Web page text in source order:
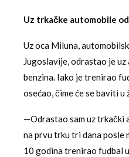
Uz trkačke automobile
Uz oca Miluna,
Jugoslavije, odrastao je
benzina. Iako je trenirao
osećao, čime će se baviti u
—Odrastao sam uz trkački
na prvu trku tri dana posle
10 godina trenirao fudbal